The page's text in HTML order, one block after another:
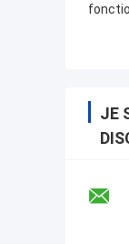
JE